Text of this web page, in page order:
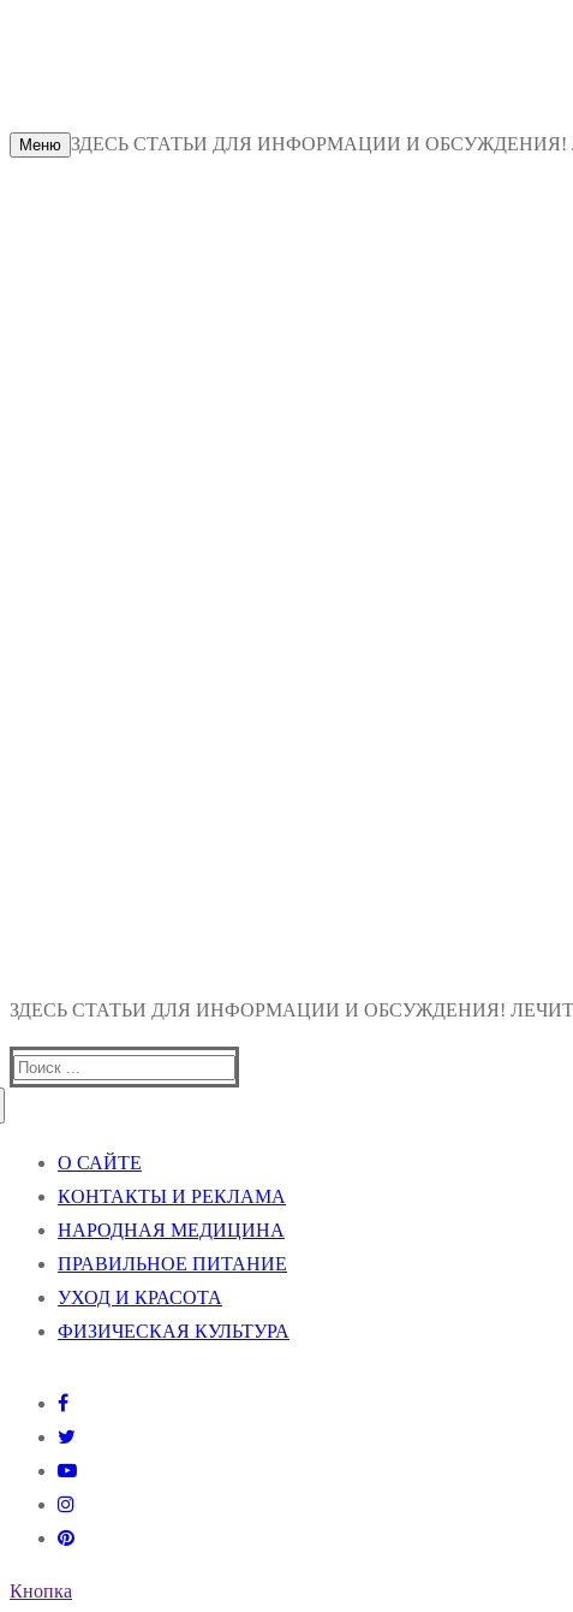
Меню ЗДЕСЬ СТАТЬИ ДЛЯ ИНФОРМАЦИИ И ОБСУЖДЕНИЯ!
ЗДЕСЬ СТАТЬИ ДЛЯ ИНФОРМАЦИИ И ОБСУЖДЕНИЯ!
Найти:
О САЙТЕ
КОНТАКТЫ И РЕКЛАМА
НАРОДНАЯ МЕДИЦИНА
ПРАВИЛЬНОЕ ПИТАНИЕ
УХОД И КРАСОТА
ФИЗИЧЕСКАЯ КУЛЬТУРА
Кнопка